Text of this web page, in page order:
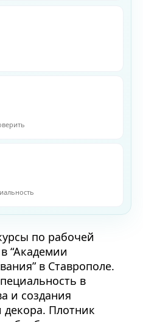
по рабочей
“Академии
в Ставрополе.
в
и создания
Плотник